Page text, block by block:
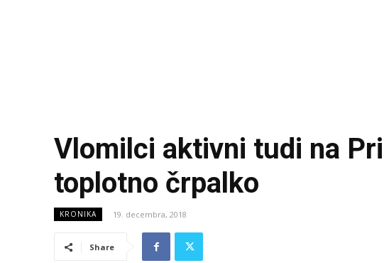
Vlomilci aktivni tudi na
toplotno črpalko
KRONIKA 19. decembra, 2018
Share